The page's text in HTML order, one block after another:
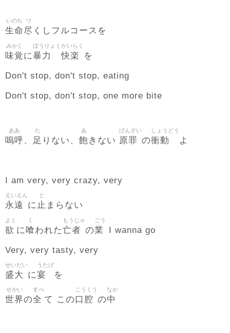
生命
いのち
尽
づ
くしフルコースを
味覚
みかく
に暴力
ぼうりょく
快楽
かいらく
を
Don't stop, don't stop, eating
Don't stop, don't stop, one more bite
嗚呼
ああ
、 足
た
りない、 飽
あ
きない 原罪
げんざい
の衝動
しょうどう
よ
I am very, very crazy, very
永遠
えいえん
に止
と
まらない
欲
よく
に喰
く
われた亡者
もうじゃ
の業
ごう
I wanna go
Very, very tasty, very
盛大
せいだい
に宴
うたげ
を
世界
せかい
の全
すべ
て この 口腔
こうくう
の中
なか